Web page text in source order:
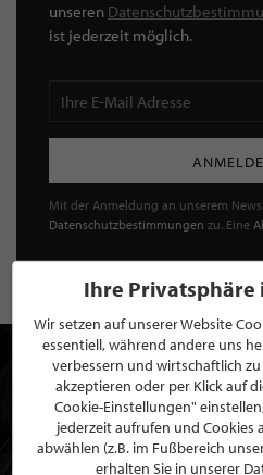
unseren
ist jederzeit möglich.
Mit der Anmeldung an unserem
Datenschutzbestimmungen zu. Eine
Ihre Privatsphäre
Wir setzen auf unserer Website
essentiell, während andere uns
verbessern und wirtschaftlich
akzeptieren oder per Klick auf
Cookie-Einstellungen"
jederzeit aufrufen und Cookies
abwählen (z.B. im Fußbereich
erhalten Sie in unserer